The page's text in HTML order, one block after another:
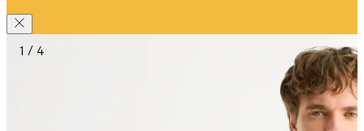
1 / 4